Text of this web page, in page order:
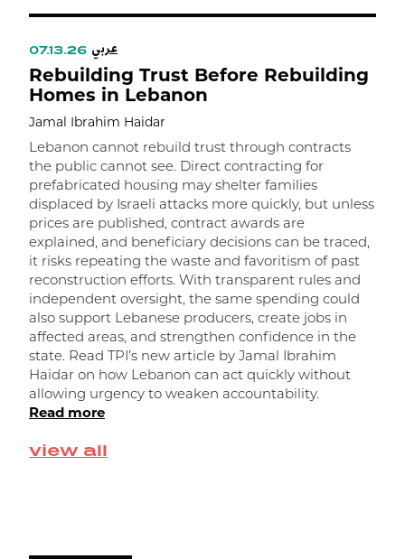
view all
07.13.26 عربي
Rebuilding Trust Before Rebuilding
Homes in Lebanon
Jamal Ibrahim Haidar
Lebanon cannot rebuild trust through contracts
the public cannot see. Direct contracting for
prefabricated housing may shelter families
displaced by Israeli attacks more quickly, but unless
prices are published, contract awards are
explained, and beneficiary decisions can be traced,
it risks repeating the waste and favoritism of past
reconstruction efforts. With transparent rules and
independent oversight, the same spending could
also support Lebanese producers, create jobs in
affected areas, and strengthen confidence in the
state. Read TPI’s new article by Jamal Ibrahim
Haidar on how Lebanon can act quickly without
allowing urgency to weaken accountability.
Read more